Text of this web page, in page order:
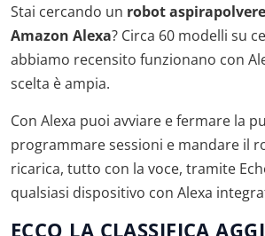
Stai cercando un robot
Amazon Alexa? Circa 60 modelli su
abbiamo recensito funzionano con
scelta è ampia.
Con Alexa puoi avviare e fermare la
programmare sessioni e mandare il
ricarica, tutto con la voce, tramite
qualsiasi dispositivo con Alexa
ECCO LA CLASSIFICA